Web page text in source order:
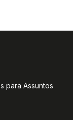
para Assuntos